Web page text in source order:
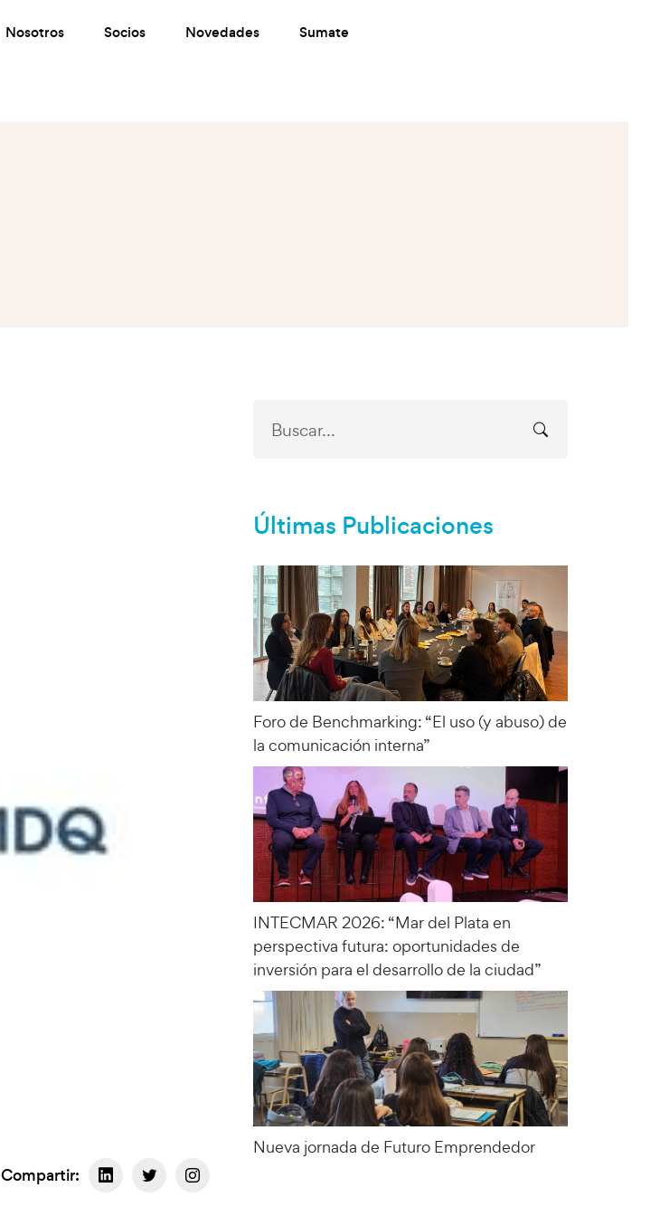
Nosotros Socios Novedades Sumate
Compartir:
Últimas Publicaciones
Foro de Benchmarking: “El uso (y abuso) de
la comunicación interna”
INTECMAR 2026: “Mar del Plata en
perspectiva futura: oportunidades de
inversión para el desarrollo de la ciudad”
Nueva jornada de Futuro Emprendedor